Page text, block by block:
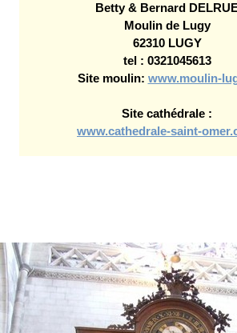
Betty & Bernard
Moulin de Lugy
62310 LUGY
tel : 0321045613
Site moulin: www.moulin-
Site cathédrale :
www.cathedrale-saint-